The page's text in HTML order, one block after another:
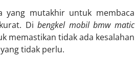
yang mutakhir untuk membaca
Dibengkel mobil bmw matic
memastikan tidak ada kesalahan
tidak perlu.